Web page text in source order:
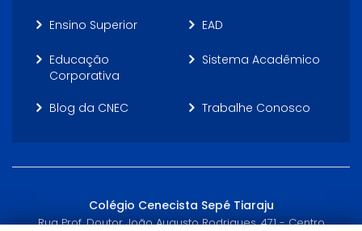
Ensino Superior EAD
Educação
Corporativa
Sistema Acadêmico
Blog da CNEC Trabalhe Conosco
Colégio Cenecista Sepé Tiaraju
Rua Prof. Doutor João Augusto Rodrigues, 471 - Centro